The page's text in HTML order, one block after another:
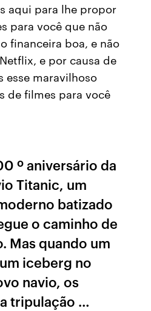
aqui para lhe propor
para você que não
financeira boa, e não
e por causa de
esse maravilhoso
de filmes para você
º aniversário da
Titanic, um
batizado
o caminho de
Mas quando um
iceberg no
navio, os
tripulação …